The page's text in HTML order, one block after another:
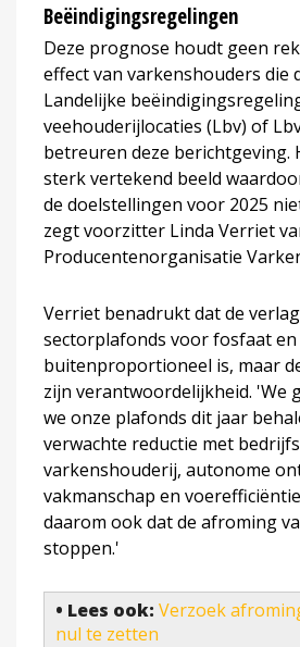
Beëindigingsregelingen
Deze prognose houdt geen
effect van varkenshouders die
Landelijke
veehouderijlocaties (Lbv) of
betreuren deze berichtgeving.
sterk vertekend beeld
de doelstellingen voor 2025
zegt voorzitter Linda Verriet
Producentenorganisatie
Verriet benadrukt dat de
sectorplafonds voor fosfaat
buitenproportioneel is, maar
zijn verantwoordelijkheid. 'We
we onze plafonds dit jaar
verwachte reductie met
varkenshouderij, autonome
vakmanschap en
daarom ook dat de afroming
stoppen.'
• Lees ook: Verzoek
nul te zetten